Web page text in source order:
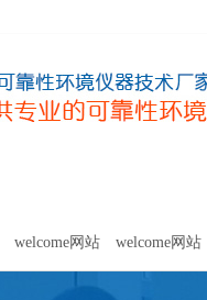
welcome网站 welcome网站